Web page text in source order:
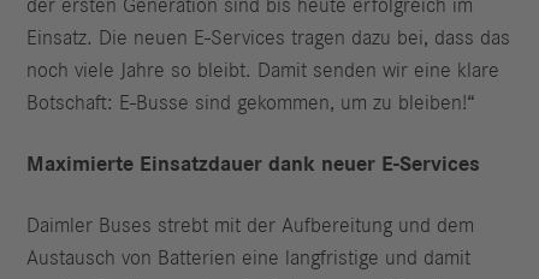
der ersten Generation sind bis heute erfolgreich im
Einsatz. Die neuen E-Services tragen dazu bei, dass das
noch viele Jahre so bleibt. Damit senden wir eine klare
Botschaft: E-Busse sind gekommen, um zu bleiben!“
Maximierte Einsatzdauer dank neuer E-Services
Daimler Buses strebt mit der Aufbereitung und dem
Austausch von Batterien eine langfristige und damit